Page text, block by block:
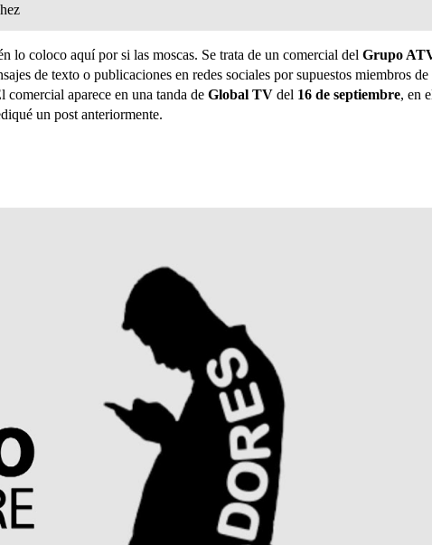
lo coloco aquí por si las moscas. Se trata de un comercial del Grupo
de texto o publicaciones en redes sociales por supuestos miembros
comercial aparece en una tanda de Global TV del 16 de septiembre, en
un post anteriormente.